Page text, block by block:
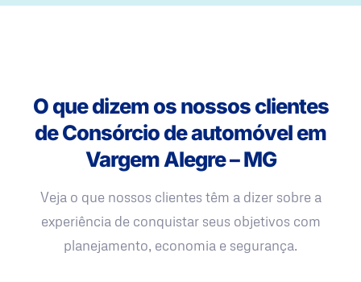
O que dizem os nossos clientes
de Consórcio de automóvel em
Vargem Alegre – MG
Veja o que nossos clientes têm a dizer sobre a
experiência de conquistar seus objetivos com
planejamento, economia e segurança.